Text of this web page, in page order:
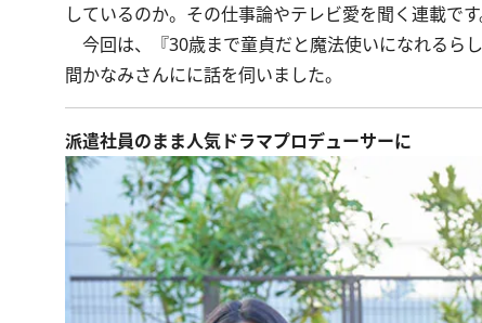
しているのか。その仕事論やテレビ愛を聞く連載です
今回は、『30歳まで童貞だと魔法使いになれるら
間かなみさんにに話を伺いました。
派遣社員のまま人気ドラマプロデューサーに